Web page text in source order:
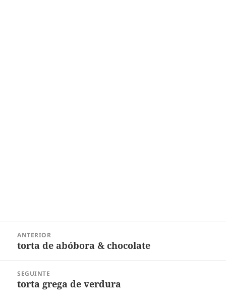
ANTERIOR
Post
torta de abóbora & chocolate
SEGUINTE
Próximo
torta grega de verdura